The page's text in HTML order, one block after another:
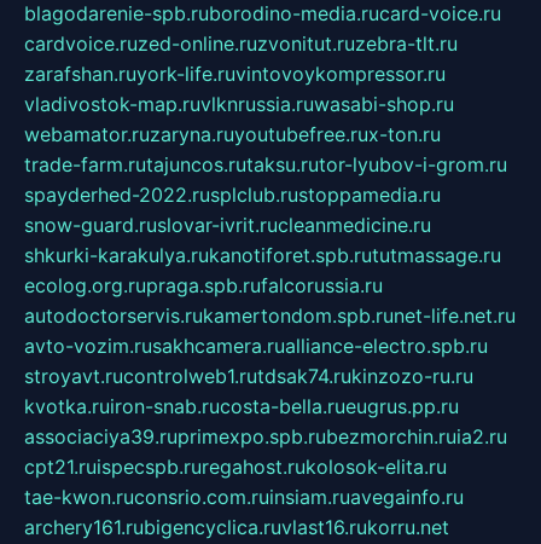
blagodarenie-spb.ruborodino-media.rucard-voice.ru
cardvoice.ruzed-online.ruzvonitut.ruzebra-tlt.ru
zarafshan.ruyork-life.ruvintovoykompressor.ru
vladivostok-map.ruvlknrussia.ruwasabi-shop.ru
webamator.ruzaryna.ruyoutubefree.rux-ton.ru
trade-farm.rutajuncos.rutaksu.rutor-lyubov-i-grom.ru
spayderhed-2022.rusplclub.rustoppamedia.ru
snow-guard.ruslovar-ivrit.rucleanmedicine.ru
shkurki-karakulya.rukanotiforet.spb.rututmassage.ru
ecolog.org.rupraga.spb.rufalcorussia.ru
autodoctorservis.rukamertondom.spb.runet-life.net.ru
avto-vozim.rusakhcamera.rualliance-electro.spb.ru
stroyavt.rucontrolweb1.rutdsak74.rukinzozo-ru.ru
kvotka.ruiron-snab.rucosta-bella.rueugrus.pp.ru
associaciya39.ruprimexpo.spb.rubezmorchin.ruia2.ru
cpt21.ruispecspb.ruregahost.rukolosok-elita.ru
tae-kwon.ruconsrio.com.ruinsiam.ruavegainfo.ru
archery161.rubigencyclica.ruvlast16.rukorru.net